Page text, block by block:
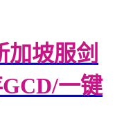
加坡服剑
一键